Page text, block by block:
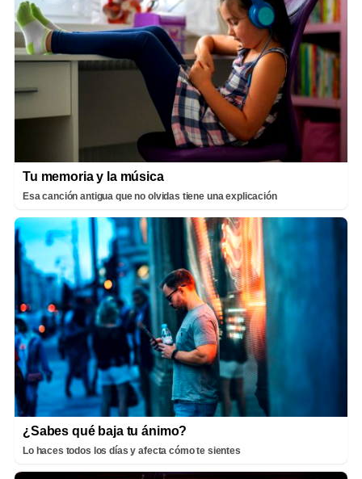
Tu memoria y la música
Esa canción antigua que no olvidas tiene una explicación
¿Sabes qué baja tu ánimo?
Lo haces todos los días y afecta cómo te sientes